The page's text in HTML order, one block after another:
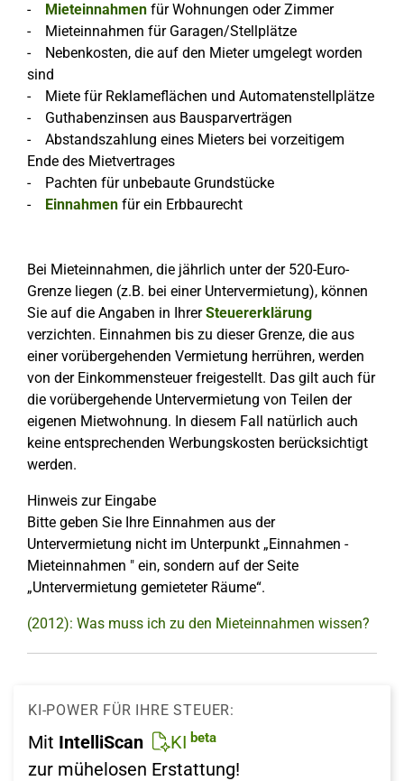
- Mieteinnahmen für Wohnungen oder Zimmer
- Mieteinnahmen für Garagen/Stellplätze
- Nebenkosten, die auf den Mieter umgelegt worden
sind
- Miete für Reklameflächen und Automatenstellplätze
- Guthabenzinsen aus Bausparverträgen
- Abstandszahlung eines Mieters bei vorzeitigem
Ende des Mietvertrages
- Pachten für unbebaute Grundstücke
- Einnahmen für ein Erbbaurecht
Bei Mieteinnahmen, die jährlich unter der 520-Euro-
Grenze liegen (z.B. bei einer Untervermietung), können
Sie auf die Angaben in IhrerSteuererklärung
verzichten. Einnahmen bis zu dieser Grenze, die aus
einer vorübergehenden Vermietung herrühren, werden
von der Einkommensteuer freigestellt. Das gilt auch für
die vorübergehende Untervermietung von Teilen der
eigenen Mietwohnung. In diesem Fall natürlich auch
keine entsprechenden Werbungskosten berücksichtigt
werden.
Hinweis zur Eingabe
Bitte geben Sie Ihre Einnahmen aus der
Untervermietung nicht im Unterpunkt „Einnahmen -
Mieteinnahmen " ein, sondern auf der Seite
„Untervermietung gemieteter Räume“.
(2012): Was muss ich zu den Mieteinnahmen wissen?
KI-POWER FÜR IHRE STEUER:
Mit IntelliScan KI beta
zur mühelosen Erstattung!